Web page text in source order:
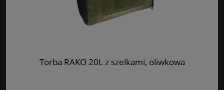
Torba RAKO 20L z szelkami, oliwkowa